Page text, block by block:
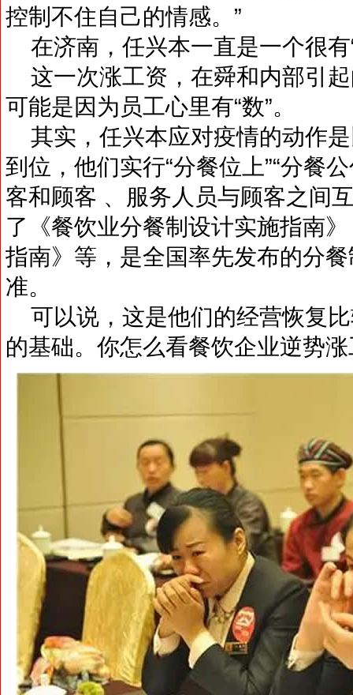
控制不住自己的情感。”
在济南，任兴本一直是一个很有
这一次涨工资，在舜和内部引
可能是因为员工心里有“数”。
其实，任兴本应对疫情的动作
到位，他们实行“分餐位上”“分餐
客和顾客 、服务人员与顾客之间
了《餐饮业分餐制设计实施指南
指南》等，是全国率先发布的分
准。
可以说，这是他们的经营恢复
的基础。你怎么看餐饮企业逆势